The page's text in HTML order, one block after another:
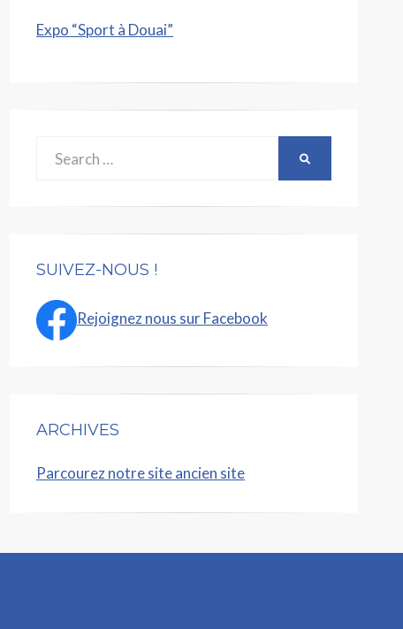
Expo “Sport à Douai”
SUIVEZ-NOUS !
Rejoignez nous sur Facebook
ARCHIVES
Parcourez notre site ancien site